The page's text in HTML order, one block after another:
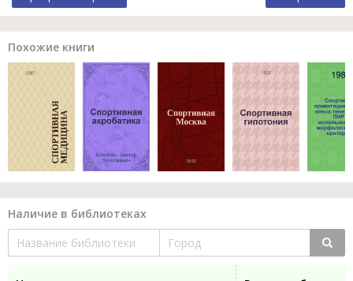
Похожие книги
Наличие в библиотеках